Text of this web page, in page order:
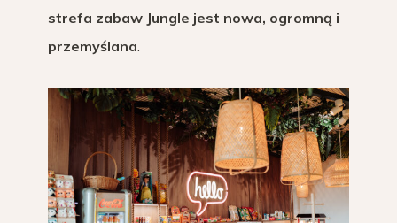
strefa zabaw Jungle jest nowa, ogromną i
przemyślana.